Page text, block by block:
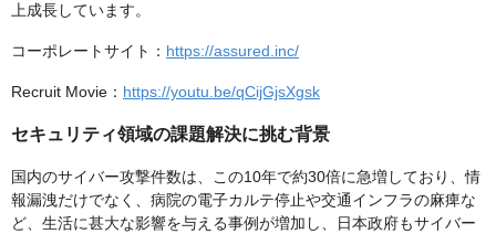
上成長しています。
コーポレートサイト： https://assured.inc/
Recruit Movie： https://youtu.be/qCijGjsXgsk
セキュリティ領域の課題解決に挑む背景
国内のサイバー攻撃件数は、この10年で約30倍に急増しており、情
報漏洩だけでなく、病院の電子カルテ停止や交通インフラの麻痺な
ど、生活に甚大な影響を与える事例が増加し、日本政府もサイバー